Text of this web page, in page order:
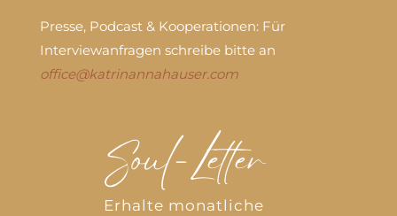
Presse, Podcast & Kooperationen:Für
Interviewanfragen schreibe bitte an
office@katrinannahauser.com
Soul-Letter
Erhalte monatliche